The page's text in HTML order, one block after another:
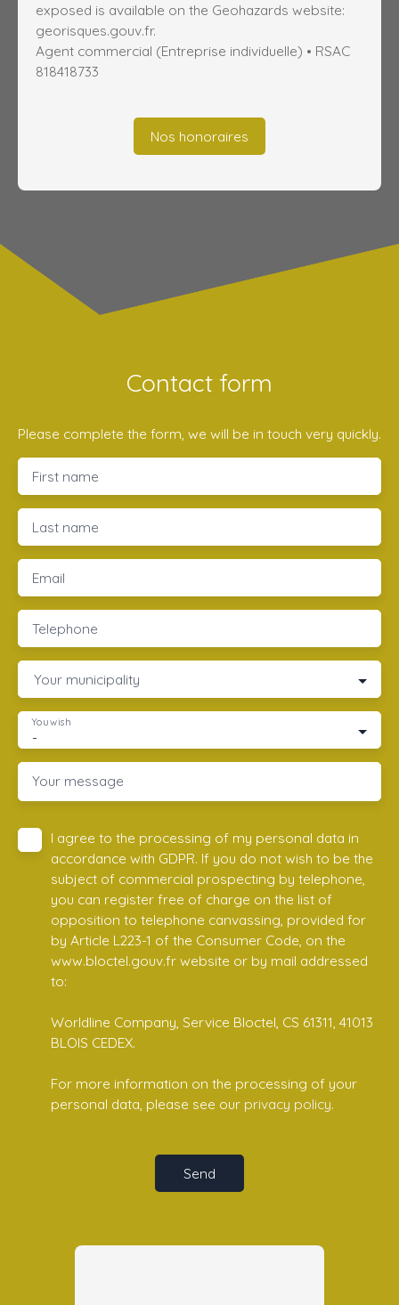
exposed is available on the Geohazards website:
georisques.gouv.fr.
Agent commercial (Entreprise individuelle) • RSAC
818418733
Nos honoraires
Contact form
Please complete the form, we will be in touch very quickly.
First name
Last name
Email
Telephone
Your municipality
-
You wish
Your message
I agree to the processing of my personal data in
accordance with GDPR. If you do not wish to be the
subject of commercial prospecting by telephone,
you can register free of charge on the list of
opposition to telephone canvassing, provided for
by Article L223-1 of the Consumer Code, on the
www.bloctel.gouv.fr website or by mail addressed
to:
Worldline Company, Service Bloctel, CS 61311, 41013
BLOIS CEDEX.
For more information on the processing of your
personal data, please see our privacy policy.
Send